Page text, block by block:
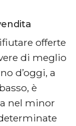
offerte
di meglio
d’oggi, a
è
nel minor